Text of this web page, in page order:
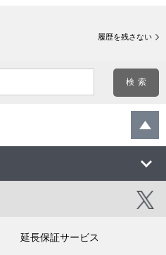
履歴を残さない
延長保証サービス